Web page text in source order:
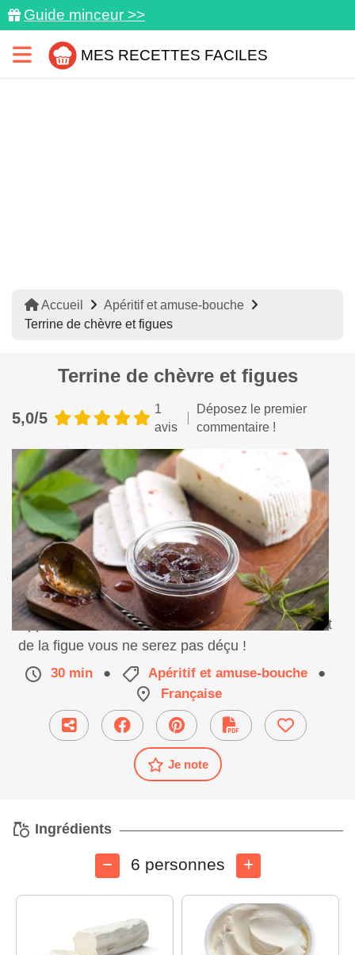
Guide minceur >>
MES RECETTES FACILES
Accueil
Apéritif et amuse-bouche
Terrine de chèvre et figues
Terrine de chèvre et figues
5,0/5
1
avis
Déposez le premier
commentaire !
Appréciez la savoureuse association du chèvre et
de la figue vous ne serez pas déçu !
30 min ● Apéritif et amuse-bouche
●
Française
Je note
Ingrédients
6 personnes